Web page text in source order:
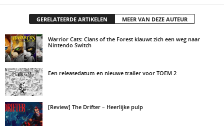
GERELATEERDE ARTIKELEN MEER VAN DEZE AUTEUR
Warrior Cats: Clans of the Forest klauwt zich een weg naar
Nintendo Switch
Een releasedatum en nieuwe trailer voor TOEM 2
[Review] The Drifter – Heerlijke pulp